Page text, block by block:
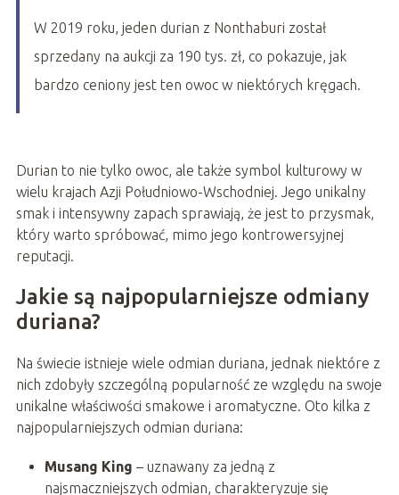
W 2019 roku, jeden durian z Nonthaburi został
sprzedany na aukcji za 190 tys. zł, co pokazuje, jak
bardzo ceniony jest ten owoc w niektórych kręgach.
Durian to nie tylko owoc, ale także symbol kulturowy w
wielu krajach Azji Południowo-Wschodniej. Jego unikalny
smak i intensywny zapach sprawiają, że jest to przysmak,
który warto spróbować, mimo jego kontrowersyjnej
reputacji.
Jakie są najpopularniejsze odmiany
duriana?
Na świecie istnieje wiele odmian duriana, jednak niektóre z
nich zdobyły szczególną popularność ze względu na swoje
unikalne właściwości smakowe i aromatyczne. Oto kilka z
najpopularniejszych odmian duriana:
Musang King – uznawany za jedną z
najsmaczniejszych odmian, charakteryzuje się